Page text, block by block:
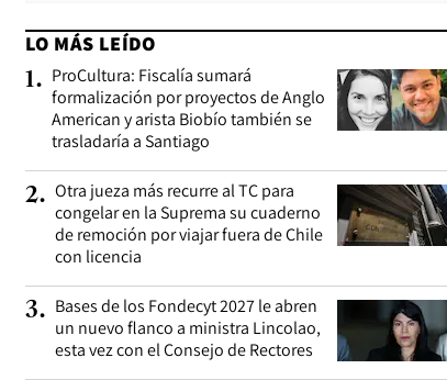
LO MÁS LEÍDO
1. ProCultura: Fiscalía sumará
formalización por proyectos de Anglo
American y arista Biobío también se
trasladaría a Santiago
2. Otra jueza más recurre al TC para
congelar en la Suprema su cuaderno
de remoción por viajar fuera de Chile
con licencia
3. Bases de los Fondecyt 2027 le abren
un nuevo flanco a ministra Lincolao,
esta vez con el Consejo de Rectores